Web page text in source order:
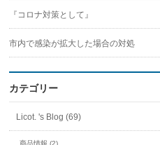
『コロナ対策として』
市内で感染が拡大した場合の対処
カテゴリー
Licot. 's Blog (69)
商品情報 (2)